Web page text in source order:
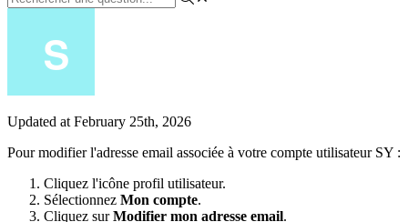
Updated at February 25th, 2026
Pour modifier l'adresse email associée à votre compte utilisateur SY :
Cliquez l'icône profil utilisateur.
Sélectionnez Mon compte.
Cliquez sur Modifier mon adresse email.